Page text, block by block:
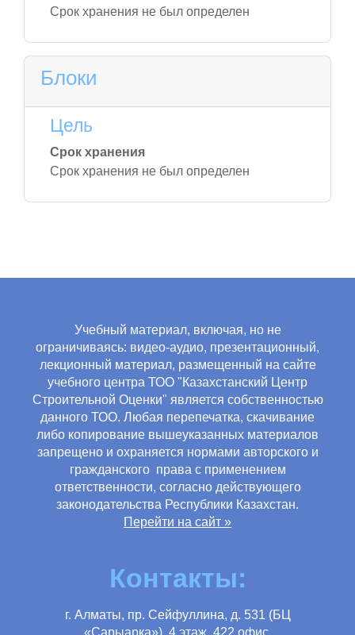
Срок хранения не был определен
Блоки
Цель
Срок хранения
Срок хранения не был определен
Учебный материал, включая, но не
ограничиваясь: видео-аудио, презентационный,
лекционный материал, размещенный на сайте
учебного центра ТОО "Казахстанский Центр
Строительной Оценки" является собственностью
данного ТОО. Любая перепечатка, скачивание
либо копирование вышеуказанных материалов
запрещено и охраняется нормами авторского и
гражданского права с применением
ответственности, согласно действующего
законодательства Республики Казахстан.
Перейти на сайт »
Контакты:
г. Алматы, пр. Сейфуллина, д. 531 (БЦ
«Сарыарка»), 4 этаж, 422 офис.